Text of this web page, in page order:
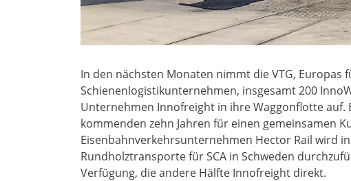
In den nächsten Monaten nimmt die VTG, Europas
Schienenlogistikunternehmen, insgesamt 200
Unternehmen Innofreight in ihre Waggonflotte auf.
kommenden zehn Jahren für einen gemeinsamen
Eisenbahnverkehrsunternehmen Hector Rail wird
Rundholztransporte für SCA in Schweden
Verfügung, die andere Hälfte Innofreight direkt.